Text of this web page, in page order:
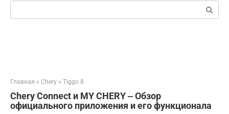
Поиск:
Главная » Chery » Tiggo 8
Chery Connect и MY CHERY ‒ Обзор
официального приложения и его функционала